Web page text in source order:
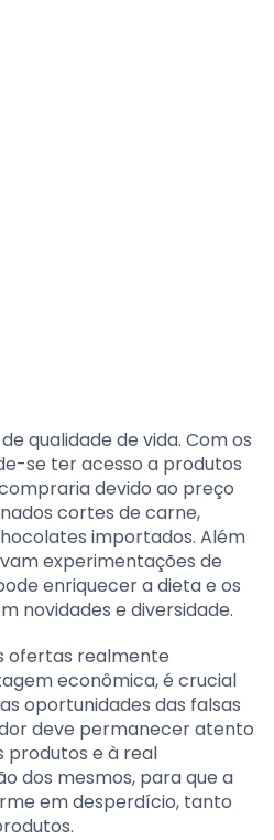
qualidade de vida. Com os
se ter acesso a produtos
devido ao preço
cortes de carne,
importados. Além
experimentações de
enriquecer a dieta e os
novidades e diversidade.
ofertas realmente
econômica, é crucial
oportunidades das falsas
deve permanecer atento
produtos e à real
dos mesmos, para que a
em desperdício, tanto